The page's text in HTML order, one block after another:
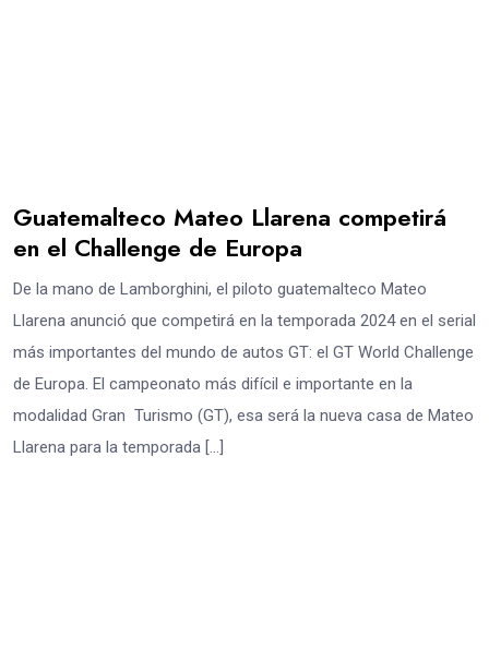
Guatemalteco Mateo Llarena competirá
en el Challenge de Europa
De la mano de Lamborghini, el piloto guatemalteco Mateo
Llarena anunció que competirá en la temporada 2024 en el serial
más importantes del mundo de autos GT: el GT World Challenge
de Europa. El campeonato más difícil e importante en la
modalidad Gran Turismo (GT), esa será la nueva casa de Mateo
Llarena para la temporada […]